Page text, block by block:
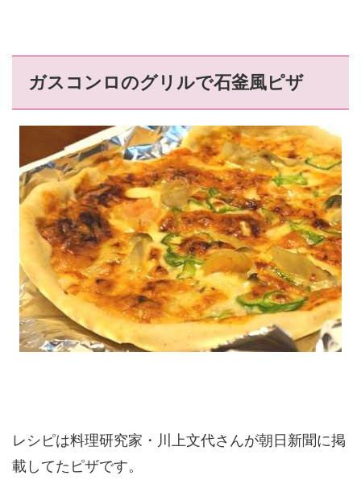
ガスコンロのグリルで石釜風ピザ
レシピは料理研究家・川上文代さんが朝日新聞に掲
載してたピザです。